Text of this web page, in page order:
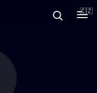
🇨🇿